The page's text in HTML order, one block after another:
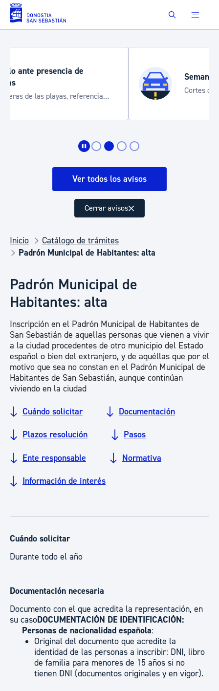
Saltar al contenido principal Buscar
Semana Grande 2026
Cortes de tráfico y servicios especiales
de transporte
Ver todos los avisos
Cerrar avisos
Inicio
Catálogo de trámites
Padrón Municipal de Habitantes: alta
Padrón Municipal de
Habitantes: alta
Inscripción en el Padrón Municipal de Habitantes de
San Sebastián de aquellas personas que vienen a vivir
a la ciudad procedentes de otro municipio del Estado
español o bien del extranjero, y de aquéllas que por el
motivo que sea no constan en el Padrón Municipal de
Habitantes de San Sebastián, aunque continúan
viviendo en la ciudad
Cuándo solicitar Documentación
Plazos resolución Pasos
Ente responsable Normativa
Información de interés
Cuándo solicitar
Durante todo el año
Documentación necesaria
Documento con el que acredita la representación, en
su casoDOCUMENTACIÓN DE IDENTIFICACIÓN:
Personas de nacionalidad española:
Original del documento que acredite la
identidad de las personas a inscribir: DNI, libro
de familia para menores de 15 años si no
tienen DNI (documentos originales y en vigor).